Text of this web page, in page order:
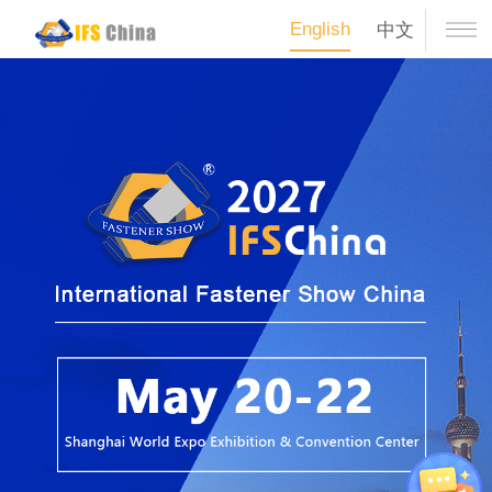
English 中文